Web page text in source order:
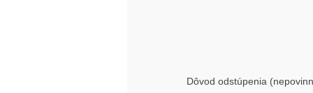
Dôvod odstúpenia